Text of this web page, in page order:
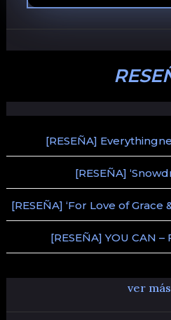
[RESEÑA]
[RESEÑA]
[RESEÑA] ‘For Love of
[RESEÑA] YOU CAN
ver